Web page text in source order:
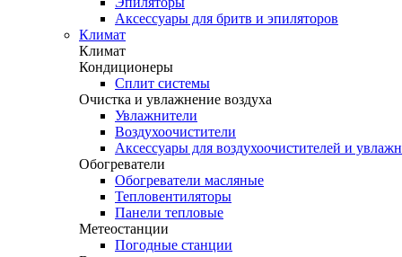
Аксессуары для бритв и эпиляторов
Климат
Климат
Кондиционеры
Сплит системы
Очистка и увлажнение воздуха
Увлажнители
Воздухоочистители
Аксессуары для воздухоочистителей и
Обогреватели
Обогреватели масляные
Тепловентиляторы
Панели тепловые
Метеостанции
Погодные станции